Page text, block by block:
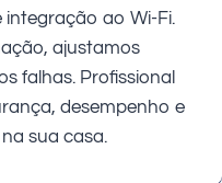
ao Wi-Fi.
ajustamos
falhas. Profissional
desempenho e
sua casa.